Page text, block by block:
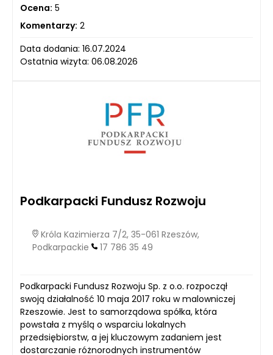
Ocena: 5
Komentarzy: 2
Data dodania: 16.07.2024
Ostatnia wizyta: 06.08.2026
Podkarpacki Fundusz Rozwoju
Króla Kazimierza 7/2, 35-061 Rzeszów,
Podkarpackie
17 786 35 49
Podkarpacki Fundusz Rozwoju Sp. z o.o. rozpoczął
swoją działalność 10 maja 2017 roku w malowniczej
Rzeszowie. Jest to samorządowa spółka, która
powstała z myślą o wsparciu lokalnych
przedsiębiorstw, a jej kluczowym zadaniem jest
dostarczanie różnorodnych instrumentów